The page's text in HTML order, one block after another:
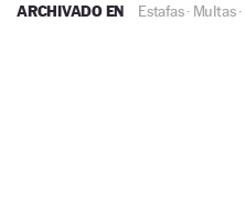
ARCHIVADO EN Estafas· Multas·